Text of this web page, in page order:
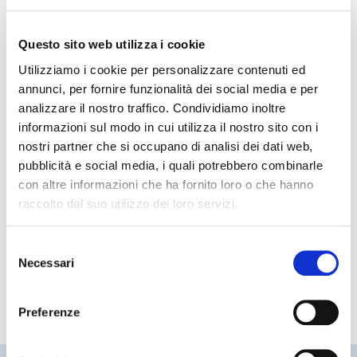
Questo sito web utilizza i cookie
Utilizziamo i cookie per personalizzare contenuti ed
annunci, per fornire funzionalità dei social media e per
analizzare il nostro traffico. Condividiamo inoltre
informazioni sul modo in cui utilizza il nostro sito con i
nostri partner che si occupano di analisi dei dati web,
pubblicità e social media, i quali potrebbero combinarle
con altre informazioni che ha fornito loro o che hanno
raccolto dal suo utilizzo dei loro servizi.
delNecessari
Preferenze
L'"Osservatorio Demografico online" è un servizio di consultazione
ed elaborazione on-line della banca dati della popolazione
provinciale
Struttura di riferimento
Area Amministrativa
Statistica